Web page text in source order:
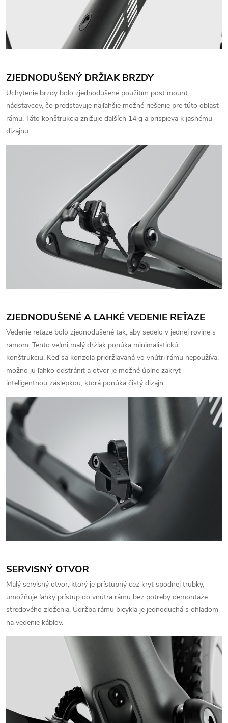
ZJEDNODUŠENÝ DRŽIAK BRZDY
Uchytenie brzdy bolo zjednodušené použitím post mount
nádstavcov, čo predstavuje najľahšie možné riešenie pre túto oblasť
rámu. Táto konštrukcia znižuje ďalších 14 g a prispieva k jasnému
dizajnu.
ZJEDNODUŠENÉ A ĽAHKÉ VEDENIE REŤAZE
Vedenie reťaze bolo zjednodušené tak, aby sedelo v jednej rovine s
rámom. Tento veľmi malý držiak ponúka minimalistickú
konštrukciu. Keď sa konzola pridržiavaná vo vnútri rámu nepoužíva,
možno ju ľahko odstrániť a otvor je možné úplne zakryť
inteligentnou záslepkou, ktorá ponúka čistý dizajn.
SERVISNÝ OTVOR
Malý servisný otvor, ktorý je prístupný cez kryt spodnej trubky,
umožňuje ľahký prístup do vnútra rámu bez potreby demontáže
stredového zloženia. Údržba rámu bicykla je jednoduchá s ohľadom
na vedenie káblov.